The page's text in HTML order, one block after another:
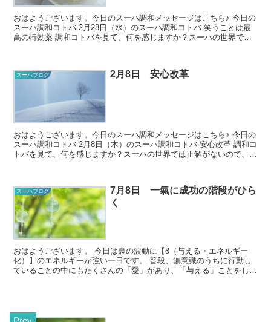
おはようございます。今日のスーハ調和メッセージはこちら♪ 今日の
スーハ調和コトバ 2月28日（水）のスーハ調和コトバ 笑うことは最
高の特効薬 調和コトバを見て、何を感じますか？スーハの世界では
スーハブログ 2月8日 安心改革
おはようございます。今日のスーハ調和メッセージはこちら♪ 今日の
スーハ調和コトバ 2月8日（木）のスーハ調和コトバ 安心改革 調和コ
トバを見て、何を感じますか？スーハの世界では正解がないので、ど
スーハブログ
7月8日 一氣に成功の階段がひら
く
おはようございます。 今日は裏の波動に【8（与える・エネルギー
化）】のエネルギーが強い一日です。 普段、無意識のうちに行動し
ていることの中にもたくさんの「愛」があり、「与える」ことをして